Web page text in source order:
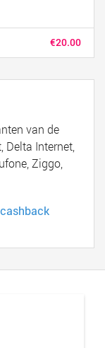
€20.00
van de
Delta Internet,
Ziggo,